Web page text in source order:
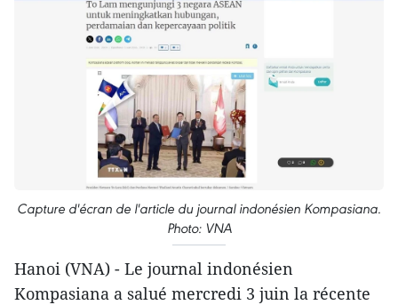
Capture d'écran de l'article du journal indonésien Kompasiana.
Photo: VNA
Hanoi (VNA) - Le journal indonésien
Kompasiana a salué mercredi 3 juin la récente